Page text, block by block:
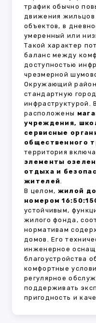
трафик обычно
движения жильцов
объектов, в
умеренный или
Такой характер
баланс между
доступностью
чрезмерной
Окружающий
стандартную
инфраструктурой.
расположены
учреждения,
сервисные
общественного
территория
элементы
отдыха и
жителей.
В целом, жилой
номером
устойчивым,
жилого фонда,
нормативам
домов. Его
инженерное
благоустройства
комфортные
регулярное
поддерживать
пригодность и